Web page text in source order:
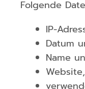
Folgende
IP-
Datum
Name